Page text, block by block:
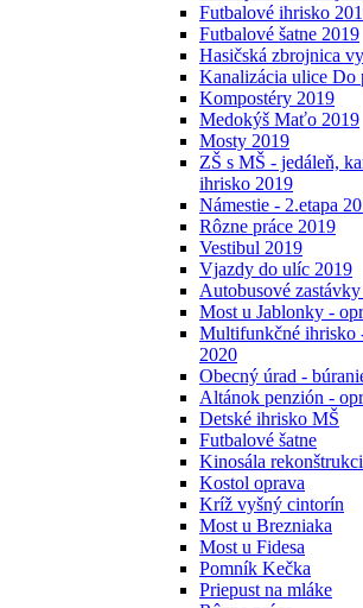
Futbalové ihrisko
Futbalové šatne 2019
Hasičská zbrojnica
Kanalizácia ulice Do
Kompostéry 2019
Medokýš Maťo 2019
Mosty 2019
ZŠ s MŠ - jedáleň,
ihrisko 2019
Námestie - 2.etapa
Rôzne práce 2019
Vestibul 2019
Vjazdy do ulíc 2019
Autobusové
Most u Jablonky -
Multifunkčné ihrisko
2020
Obecný úrad -
Altánok penzión -
Detské ihrisko MŠ
Futbalové šatne
Kinosála
Kostol oprava
Kríž vyšný cintorín
Most u Brezniaka
Most u Fidesa
Pomník Kečka
Priepust na mláke